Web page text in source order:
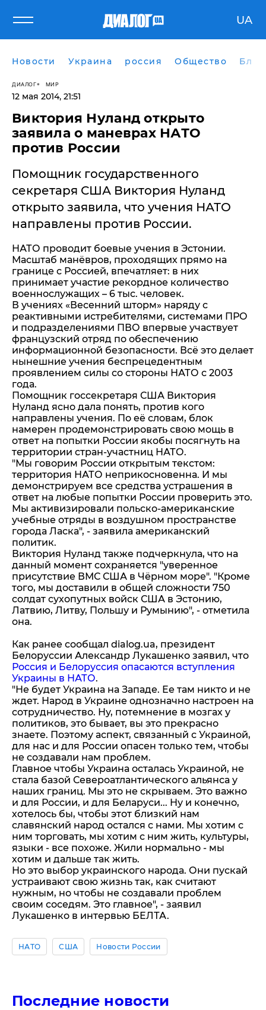
UA
Новости Украина россия Общество
ДИАЛОГ МИР
12 мая 2014, 21:51
Виктория Нуланд открыто
заявила о маневрах НАТО
против России
Помощник государственного
секретаря США Виктория Нуланд
открыто заявила, что учения НАТО
направлены против России.
НАТО проводит боевые учения в Эстонии.
Масштаб манёвров, проходящих прямо на
границе с Россией, впечатляет: в них
принимает участие рекордное количество
военнослужащих – 6 тыс. человек.
В учениях «Весенний шторм» наряду с
реактивными истребителями, системами ПРО
и подразделениями ПВО впервые участвует
французский отряд по обеспечению
информационной безопасности. Всё это делает
нынешние учения беспрецедентным
проявлением силы со стороны НАТО с 2003
года.
Помощник госсекретаря США Виктория
Нуланд ясно дала понять, против кого
направлены учения. По её словам, блок
намерен продемонстрировать свою мощь в
ответ на попытки России якобы посягнуть на
территории стран-участниц НАТО.
"Мы говорим России открытым текстом:
территория НАТО неприкосновенна. И мы
демонстрируем все средства устрашения в
ответ на любые попытки России проверить это.
Мы активизировали польско-американские
учебные отряды в воздушном пространстве
города Ласка", - заявила американский
политик.
Виктория Нуланд также подчеркнула, что на
данный момент сохраняется "уверенное
присутствие ВМС США в Чёрном море". "Кроме
того, мы доставили в общей сложности 750
солдат сухопутных войск США в Эстонию,
Латвию, Литву, Польшу и Румынию", - отметила
она.
Как ранее сообщал dialog.ua, президент
Белоруссии Александр Лукашенко заявил, что
Россия и Белоруссия опасаются вступления
Украины в НАТО.
"Не будет Украина на Западе. Ее там никто и не
ждет. Народ в Украине однозначно настроен на
сотрудничество. Ну, потемнение в мозгах у
политиков, это бывает, вы это прекрасно
знаете. Поэтому аспект, связанный с Украиной,
для нас и для России опасен только тем, чтобы
не создавали нам проблем.
Главное чтобы Украина осталась Украиной, не
стала базой Североатлантического альянса у
наших границ. Мы это не скрываем. Это важно
и для России, и для Беларуси... Ну и конечно,
хотелось бы, чтобы этот близкий нам
славянский народ остался с нами. Мы хотим с
ним торговать, мы хотим с ним жить, культуры,
языки - все похоже. Жили нормально - мы
хотим и дальше так жить.
Но это выбор украинского народа. Они пускай
устраивают свою жизнь так, как считают
нужным, но чтобы не создавали проблем
своим соседям. Это главное", - заявил
Лукашенко в интервью БЕЛТА.
НАТО США Новости России
Последние новости